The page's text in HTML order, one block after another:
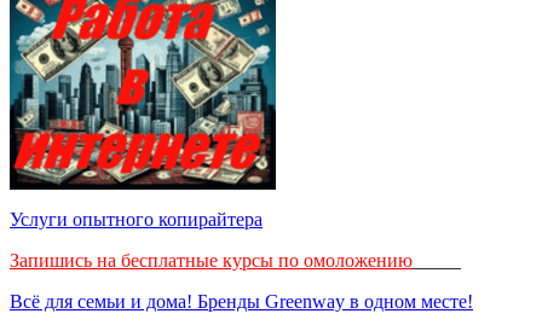
Услуги опытного копирайтера
Запишись на бесплатные курсы по омоложению
Всё для семьи и дома! Бренды Greenway в одном месте!